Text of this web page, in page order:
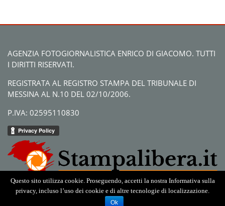
AGENZIA FOTOGIORNALISTICA ENRICO DI GIACOMO. TUTTI
I DIRITTI RISERVATI.
REGISTRATA AL REGISTRO STAMPA DEL TRIBUNALE DI
MESSINA AL N.10 DEL 02/10/2006.
P.IVA: 02595110830
Questo sito utilizza cookie. Proseguendo, accetti la nostra Informativa sulla
privacy, incluso l’uso dei cookie e di altre tecnologie di localizzazione.
Ok